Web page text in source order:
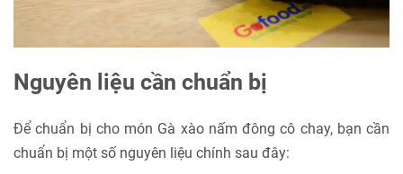
Nguyên liệu cần chuẩn bị
Để chuẩn bị cho món Gà xào nấm đông cô chay, bạn cần
chuẩn bị một số nguyên liệu chính sau đây: